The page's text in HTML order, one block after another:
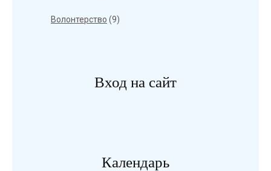
Волонтерство (9)
Вход на сайт
Календарь